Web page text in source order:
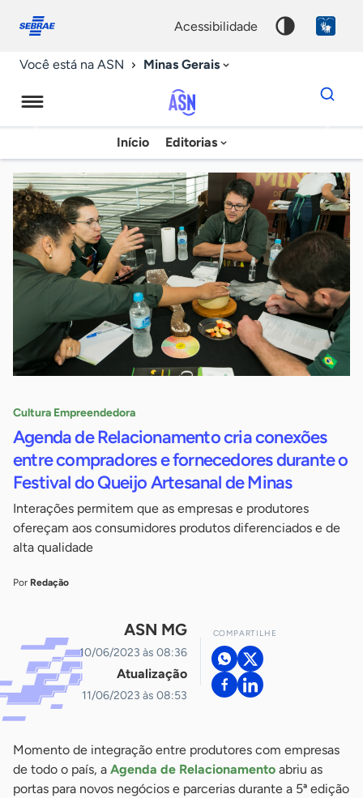
conosco
acessibilidade
Você está na ASN Minas Gerais
Agência
Sebrae
de
Notícias
Início Editorias
Dados
para
chave
Cultura Empreendedora
Agenda de Relacionamento cria conexões
entre compradores e fornecedores durante o
Festival do Queijo Artesanal de Minas
Interações permitem que as empresas e produtores
ofereçam aos consumidores produtos diferenciados e de
alta qualidade
Por Redação
ASN MG
10/06/2023 às 08:36
Atualização
11/06/2023 às 08:53
COMPARTILHE
Momento de integração entre produtores com empresas
de todo o país, a Agenda de Relacionamento abriu as
portas para novos negócios e parcerias durante a 5ª edição